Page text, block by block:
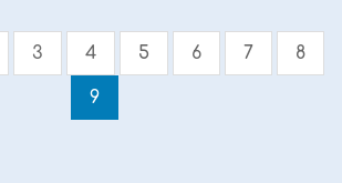
3 4 5 6 7 8
9